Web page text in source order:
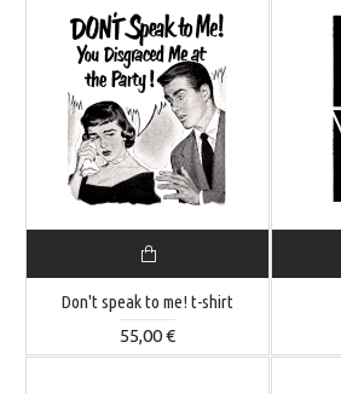
Don't speak to me! t-shirt
55,00 €